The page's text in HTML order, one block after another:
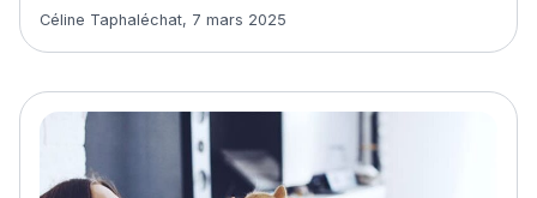
Article rédigé par
Céline Taphaléchat, 7 mars 2025